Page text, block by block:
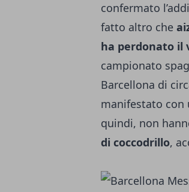
confermato
fatto altro che
ha perdonato il
campionato
Barcellona di
manifestato con
quindi, non
di coccodrillo,